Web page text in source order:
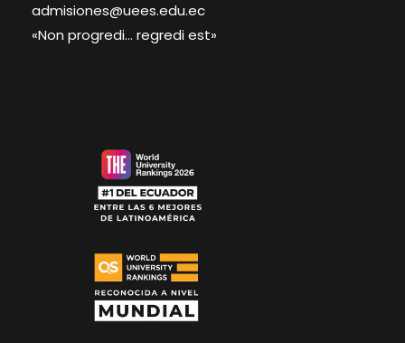
admisiones@uees.edu.ec
«Non progredi… regredi est»